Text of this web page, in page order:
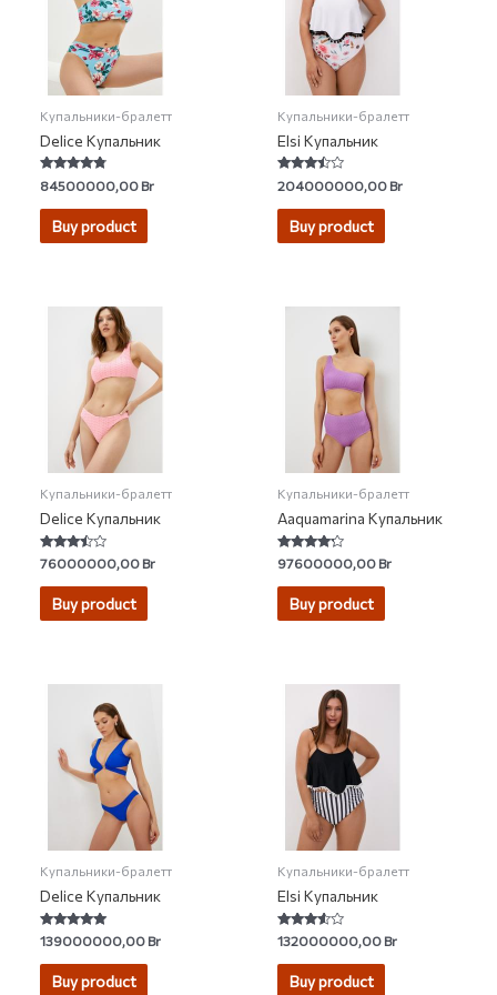
Купальники-бралетт
Delice Купальник
Rated
4.57
out of 5
84500000,00Br
Buy product
Купальники-бралетт
Elsi Купальник
Rated
3.25
out of 5
204000000,00Br
Buy product
Купальники-бралетт
Delice Купальник
Rated
3.25
out of 5
76000000,00Br
Buy product
Купальники-бралетт
Aaquamarina Купальник
Rated
4.00
out of 5
97600000,00Br
Buy product
Купальники-бралетт
Delice Купальник
Rated
5.00
out of 5
139000000,00Br
Buy product
Купальники-бралетт
Elsi Купальник
Rated
3.33
out of 5
132000000,00Br
Buy product